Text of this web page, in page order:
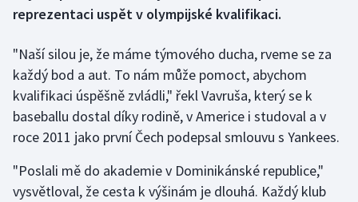
Florbal
Futsal
Golf
Gymnastika
Házená
reprezentaci uspět v olympijské kvalifikaci.
"Naší silou je, že máme týmového ducha, rveme se za
každý bod a aut. To nám může pomoct, abychom
kvalifikaci úspěšně zvládli," řekl Vavruša, který se k
baseballu dostal díky rodině, v Americe i studoval a v
roce 2011 jako první Čech podepsal smlouvu s Yankees.
"Poslali mě do akademie v Dominikánské republice,"
vysvětloval, že cesta k výšinám je dlouhá. Každý klub